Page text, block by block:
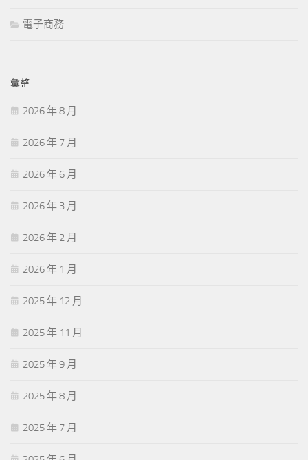
電子商務
彙整
2026 年 8 月
2026 年 7 月
2026 年 6 月
2026 年 3 月
2026 年 2 月
2026 年 1 月
2025 年 12 月
2025 年 11 月
2025 年 9 月
2025 年 8 月
2025 年 7 月